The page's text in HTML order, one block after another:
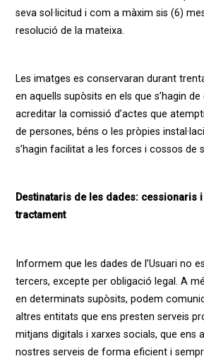
seva sol·licitud i com a màxim sis (6)
resolució de la mateixa.
Les imatges es conservaran durant
en aquells supòsits en els que s’hagin
acreditar la comissió d’actes que
de persones, béns o les pròpies
s’hagin facilitat a les forces i cossos de
Destinataris de les dades: cessionaris
tractament
Informem que les dades de l’Usuari no
tercers, excepte per obligació legal. A
en determinats supòsits, podem
altres entitats que ens presten serveis
mitjans digitals i xarxes socials, que ens
nostres serveis de forma eficient i